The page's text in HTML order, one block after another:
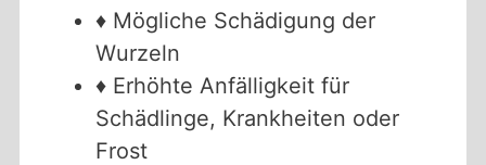
♦ Mögliche Schädigung der
Wurzeln
♦ Erhöhte Anfälligkeit für
Schädlinge, Krankheiten oder
Frost